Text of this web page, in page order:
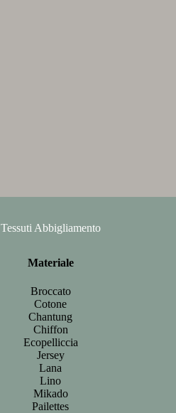
Tessuti Abbigliamento
Materiale
Broccato
Cotone
Chantung
Chiffon
Ecopelliccia
Jersey
Lana
Lino
Mikado
Pailettes